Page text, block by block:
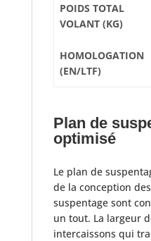
POIDS TOTAL
VOLANT (KG)
HOMOLOGATION
(EN/LTF)
Plan de
optimisé
Le plan de
de la conception
suspentage sont
un tout. La largeur
intercaissons qui